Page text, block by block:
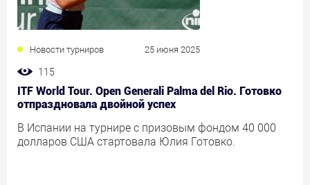
Новости турниров 25 июня 2025
115
ITF World Tour. Open Generali Palma del Rio. Готовко
отпраздновала двойной успех
В Испании на турнире с призовым фондом 40 000
долларов США стартовала Юлия Готовко.